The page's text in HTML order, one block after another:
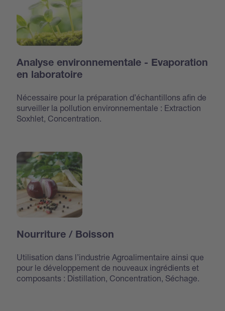
Analyse environnementale - Evaporation
en laboratoire
Nécessaire pour la préparation d’échantillons afin de
surveiller la pollution environnementale : Extraction
Soxhlet, Concentration.
Nourriture / Boisson
Utilisation dans l’industrie Agroalimentaire ainsi que
pour le développement de nouveaux ingrédients et
composants : Distillation, Concentration, Séchage.